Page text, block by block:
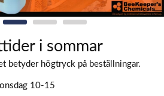
i sommar
betyder högtryck på beställningar.
10-15